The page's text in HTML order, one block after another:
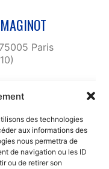
des technologies
aux informations des
nous permettra de
de navigation ou les ID
ou de retirer son
Paris